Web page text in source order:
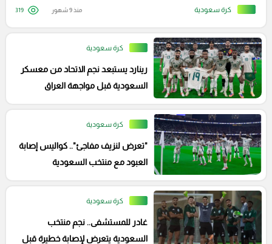
كرة سعودية منذ 9 شهور 319
كرة سعودية
رينارد يستبعد نجم الاتحاد من معسكر
السعودية قبل مواجهة العراق
كرة سعودية
"تعرض لنزيف مفاجئ".. كواليس إصابة
العبود مع منتخب السعودية
كرة سعودية
غادر للمستشفى.. نجم منتخب
السعودية يتعرض لإصابة خطيرة قبل